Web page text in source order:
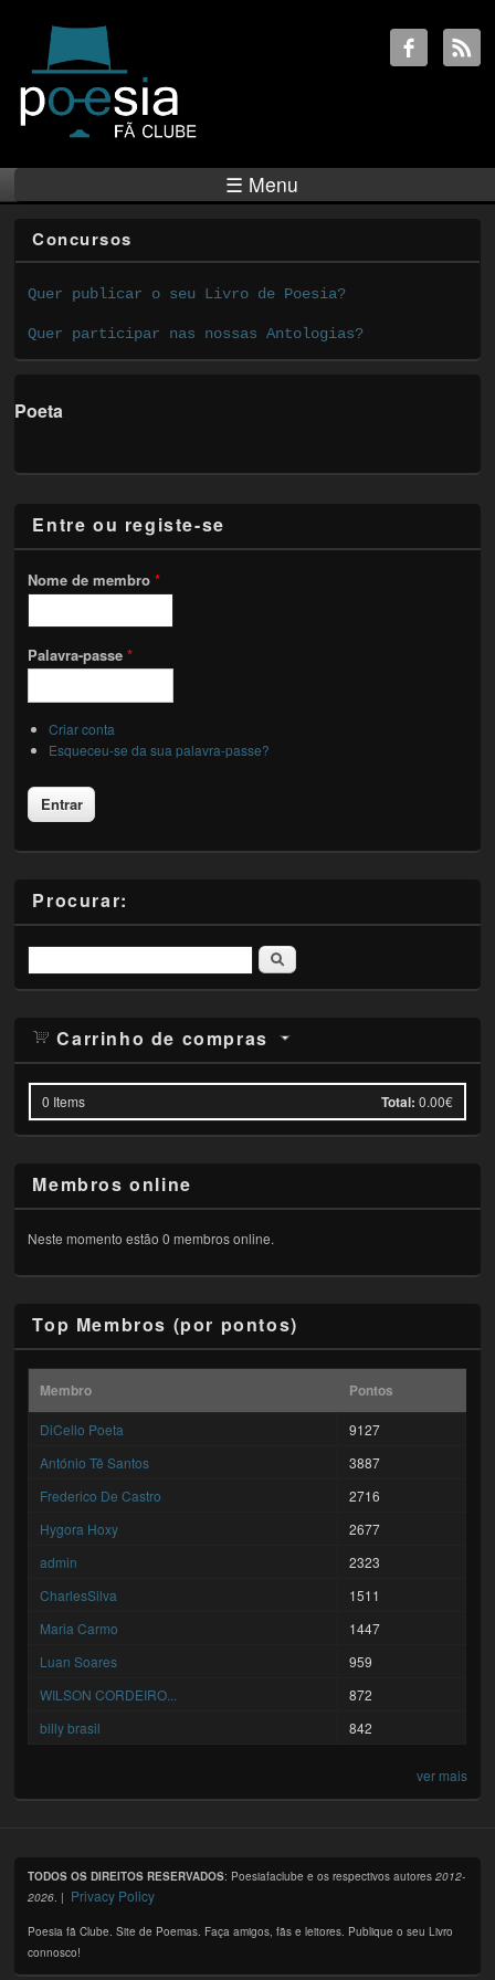
☰ Menu
Concursos
Quer publicar o seu Livro de Poesia?
Quer participar nas nossas Antologias?
Poeta
Entre ou registe-se
Nome de membro*
Palavra-passe*
Criar conta
Esqueceu-se da sua palavra-passe?
Procurar:
Pesquisar
Carrinho de compras
0 Items Total: 0.00€
Membros online
Neste momento estão 0 membros online.
Top Membros (por pontos)
Membro Pontos
DiCello Poeta
9127
António Tê Santos
3887
Frederico De Castro
2716
Hygora Hoxy
2677
admin
2323
CharlesSilva
1511
Maria Carmo
1447
Luan Soares
959
WILSON CORDEIRO...
872
billy brasil
842
ver mais
TODOS OS DIREITOS RESERVADOS: Poesiafaclube e os respectivos autores2012-
2026. | Privacy Policy
Poesia fã Clube. Site de Poemas. Faça amigos, fãs e leitores. Publique o seu Livro
connosco!